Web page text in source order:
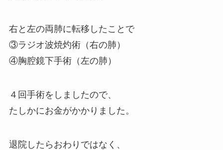
右と左の両肺に転移したことで
③ラジオ波焼灼術（右の肺）
④胸腔鏡下手術（左の肺）
４回手術をしましたので、
たしかにお金がかかりました。
退院したらおわりではなく、